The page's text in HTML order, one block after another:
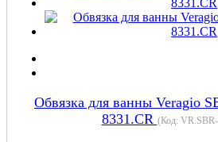
Обвязка для ванны Veragio
8331.CR (Код: